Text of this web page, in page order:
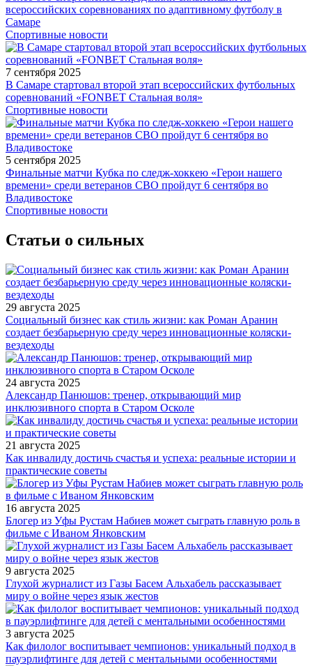
всероссийских соревнованиях по адаптивному футболу в
Самаре
Спортивные новости
7 сентября 2025
В Самаре стартовал второй этап всероссийских футбольных
соревнований «FONBET Стальная воля»
Спортивные новости
5 сентября 2025
Финальные матчи Кубка по следж-хоккею «Герои нашего
времени» среди ветеранов СВО пройдут 6 сентября во
Владивостоке
Спортивные новости
Статьи о сильных
29 августа 2025
Социальный бизнес как стиль жизни: как Роман Аранин
создает безбарьерную среду через инновационные коляски-
вездеходы
24 августа 2025
Александр Панюшов: тренер, открывающий мир
инклюзивного спорта в Старом Осколе
21 августа 2025
Как инвалиду достичь счастья и успеха: реальные истории и
практические советы
16 августа 2025
Блогер из Уфы Рустам Набиев может сыграть главную роль в
фильме с Иваном Янковским
9 августа 2025
Глухой журналист из Газы Басем Альхабель рассказывает
миру о войне через язык жестов
3 августа 2025
Как филолог воспитывает чемпионов: уникальный подход в
пауэрлифтинге для детей с ментальными особенностями